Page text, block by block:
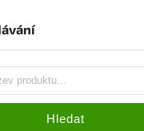
Hledat